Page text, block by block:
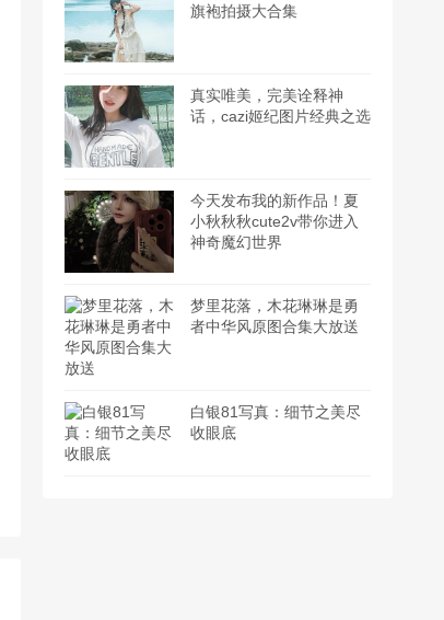
旗袍拍摄大合集
真实唯美，完美诠释神
话，cazi姬纪图片经典之选
今天发布我的新作品！夏
小秋秋秋cute2v带你进入
神奇魔幻世界
梦里花落，木花琳琳是勇
者中华风原图合集大放送
白银81写真：细节之美尽
收眼底